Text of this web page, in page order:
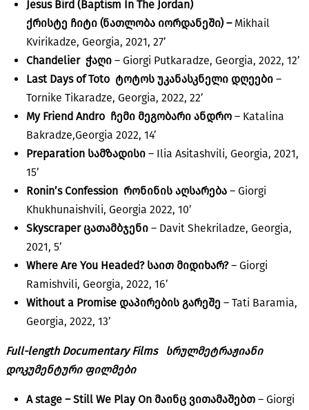
Jesus Bird (Baptism In The Jordan)
ქრისტე ჩიტი (ნათლობა იორდანეში) – Mikhail
Kvirikadze, Georgia, 2021, 27’
Chandelier ჭაღი – Giorgi Putkaradze, Georgia, 2022, 12’
Last Days of Toto ტოტოს უკანასკნელი დღეები –
Tornike Tikaradze, Georgia, 2022, 22’
My Friend Andro ჩემი მეგობარი ანდრო – Katalina
Bakradze,Georgia 2022, 14’
Preparation სამზადისი – Ilia Asitashvili, Georgia, 2021,
15’
Ronin’s Confession რონინის აღსარება – Giorgi
Khukhunaishvili, Georgia 2022, 10’
Skyscraper ცათამბჯენი – Davit Shekriladze, Georgia,
2021, 5’
Where Are You Headed? საით მიდიხარ?– Giorgi
Ramishvili, Georgia, 2022, 16’
Without a Promise დაპირების გარეშე – Tati Baramia,
Georgia, 2022, 13’
Full-length Documentary Films
სრულმეტრაჟიანი
დოკუმენტური ფილმები
A stage – Still We Play On მაინც ვითამაშებთ – Giorgi